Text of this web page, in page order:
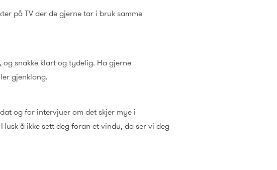
på TV der de gjerne tar i bruk samme
snakke klart og tydelig. Ha gjerne
gjenklang.
og for intervjuer om det skjer mye i
å ikke sett deg foran et vindu, da ser vi deg